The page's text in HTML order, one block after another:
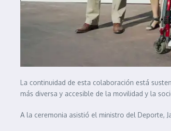
La continuidad de esta colaboración está
más diversa y accesible de la movilidad y la
A la ceremonia asistió el ministro del Deporte,